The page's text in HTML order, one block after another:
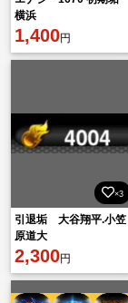
横浜
1,400円
×3
引退垢 大谷翔平.小笠
原道大
2,300円